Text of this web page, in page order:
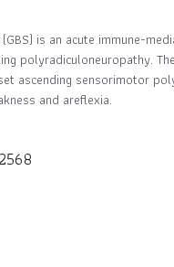
is an acute immune-
polyradiculoneuropathy.
ascending sensorimotor
and areflexia.